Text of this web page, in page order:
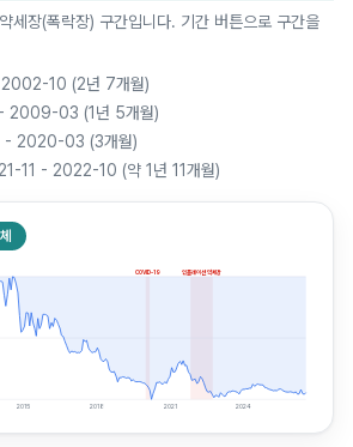
세장(폭락장) 구간입니다. 기간 버튼으로 구간을
10 (2년 7개월)
2009-03 (1년 5개월)
2020-03 (3개월)
11 - 2022-10 (약 1년 11개월)
COVID-19 인플레이션 약세장
2015 2018 2021 2024